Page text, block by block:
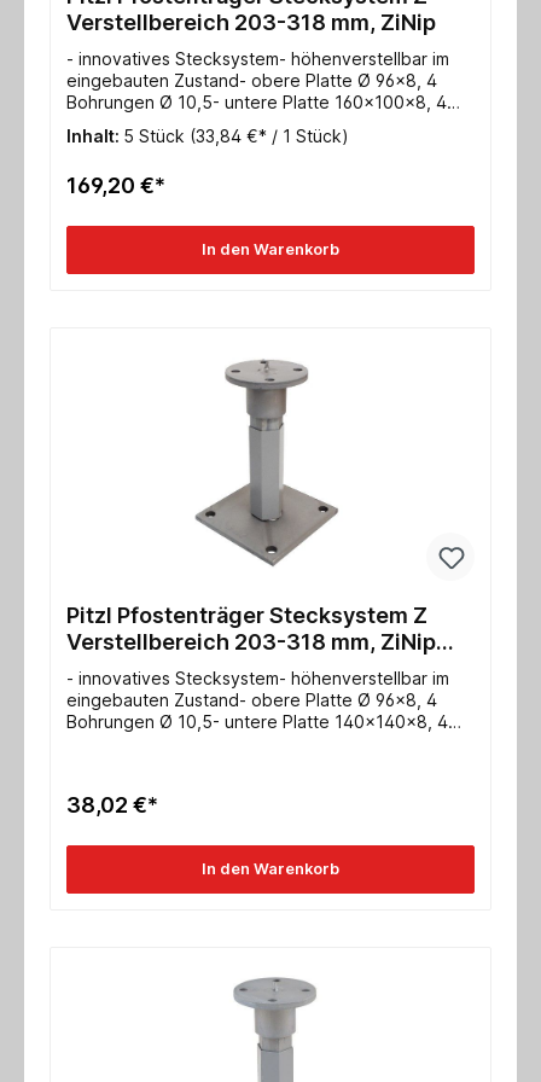
Verstellbereich 203-318 mm, ZiNip
- innovatives Stecksystem- höhenverstellbar im
eingebauten Zustand- obere Platte Ø 96x8, 4
Bohrungen Ø 10,5- untere Platte 160x100x8, 4
Bohrungen Ø 13- Gewinde M24- Max.
charakteristische Tragfähigkeit Druck/Zug für
Tragfähigkeit Druck/Zug für Holz: 152,0 / 50,0 kN-
Inhalt: 5 Stück (33,84 €* / 1 Stück)
169,20 €*
In den Warenkorb
Pitzl Pfostenträger Stecksystem Z
Verstellbereich 203-318 mm, ZiNip
Einzelabnahme
- innovatives Stecksystem- höhenverstellbar im
eingebauten Zustand- obere Platte Ø 96x8, 4
Bohrungen Ø 10,5- untere Platte 140x140x8, 4
Tragfähigkeit Druck/Zug für Holz: 152,0 / 50,0 kN-
38,02 €*
In den Warenkorb